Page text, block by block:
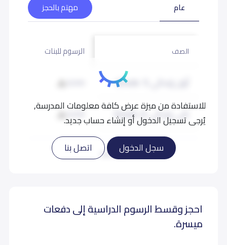
للاستفادة من ميزة عرض كافة معلومات المدرسة,
يُرجى تسجيل الدخول أو إنشاء حساب جديد.
سجل الدخول
اتصل بنا
عام مهتم بالحجز
اقرأ المزيد
الصف الرسوم للبنات
ثاني إبتدائي (Grade 2) 8,000
ثالث إبتدائي (Grade 3) 8,000
خامس إبتدائي (Grade 5) 8,000
احجز وقسط الرسوم الدراسية إلى دفعات
ميسرة.